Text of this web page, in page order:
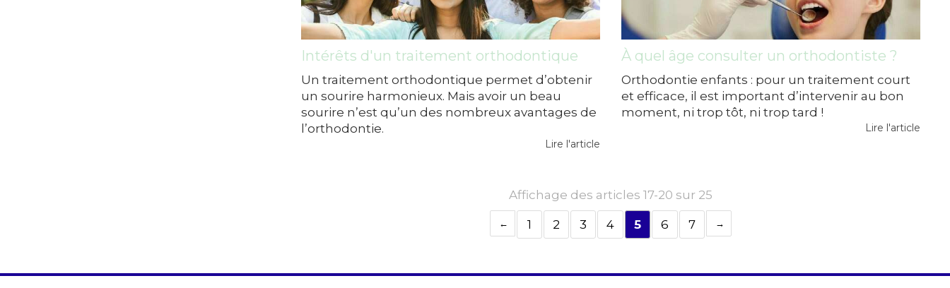
Intérêts d'un traitement orthodontique
Un traitement orthodontique permet d’obtenir
un sourire harmonieux. Mais avoir un beau
sourire n’est qu’un des nombreux avantages de
l’orthodontie.
Lire l'article
À quel âge consulter un orthodontiste ?
Orthodontie enfants : pour un traitement court
et efficace, il est important d’intervenir au bon
moment, ni trop tôt, ni trop tard !
Lire l'article
Affichage des articles 17-20 sur 25
1 2 3 4 5 6 7